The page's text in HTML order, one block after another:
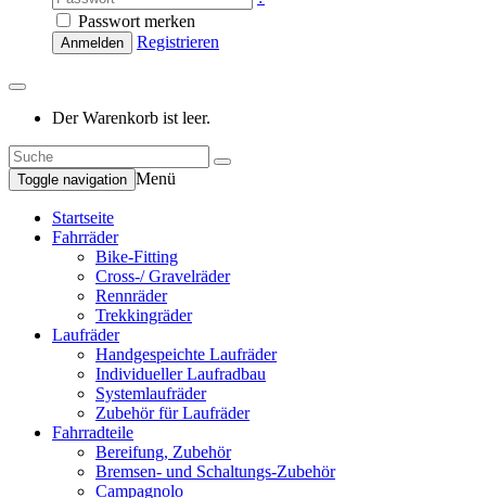
Passwort merken
Anmelden Registrieren
Der Warenkorb ist leer.
Toggle navigation Menü
Startseite
Fahrräder
Bike-Fitting
Cross-/ Gravelräder
Rennräder
Trekkingräder
Laufräder
Handgespeichte Laufräder
Individueller Laufradbau
Systemlaufräder
Zubehör für Laufräder
Fahrradteile
Bereifung, Zubehör
Bremsen- und Schaltungs-Zubehör
Campagnolo